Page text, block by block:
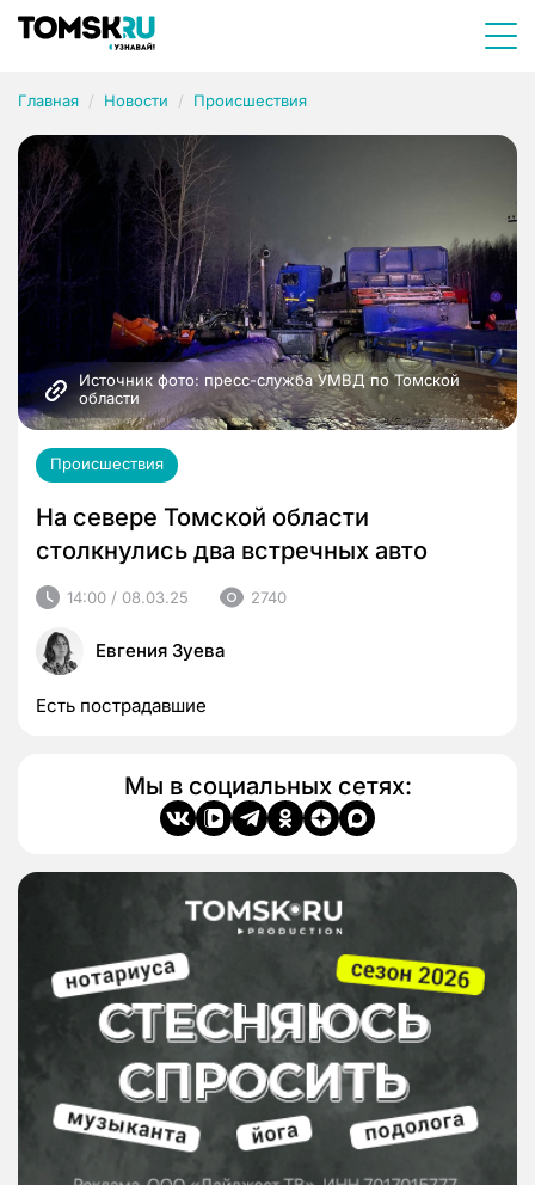
Главная Новости Происшествия
Источник фото: пресс-служба УМВД по Томской
области
Происшествия
На севере Томской области
столкнулись два встречных авто
14:00 / 08.03.25 2740
Евгения Зуева
Есть пострадавшие
Мы в социальных сетях: